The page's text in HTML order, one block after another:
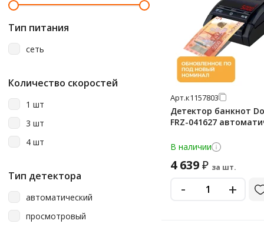
Тип питания
сеть
Количество скоростей
1 шт
3 шт
4 шт
Тип детектора
автоматический
просмотровый
Арт.к1157803
Детектор банкнот
FRZ-041627
В наличии
4 639₽ за шт.
- +